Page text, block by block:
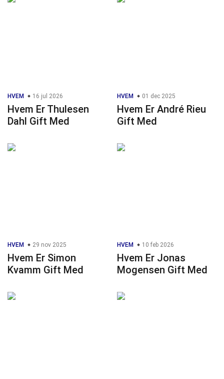
HVEM 16 jul 2026
Hvem Er Thulesen
Dahl Gift Med
HVEM 01 dec 2025
Hvem Er André Rieu
Gift Med
HVEM 29 nov 2025
Hvem Er Simon
Kvamm Gift Med
HVEM 10 feb 2026
Hvem Er Jonas
Mogensen Gift Med